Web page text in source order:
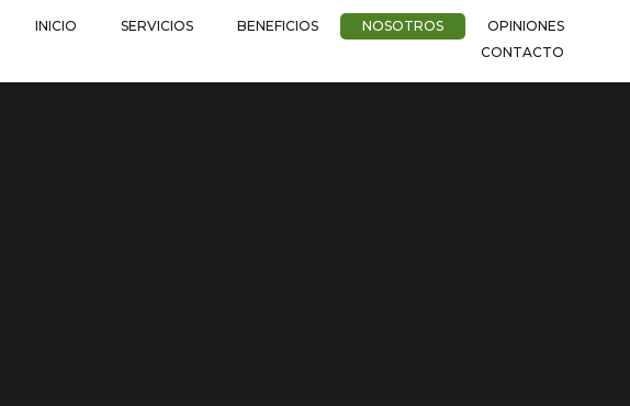
INICIO SERVICIOS BENEFICIOS NOSOTROS
OPINIONES
CONTACTO